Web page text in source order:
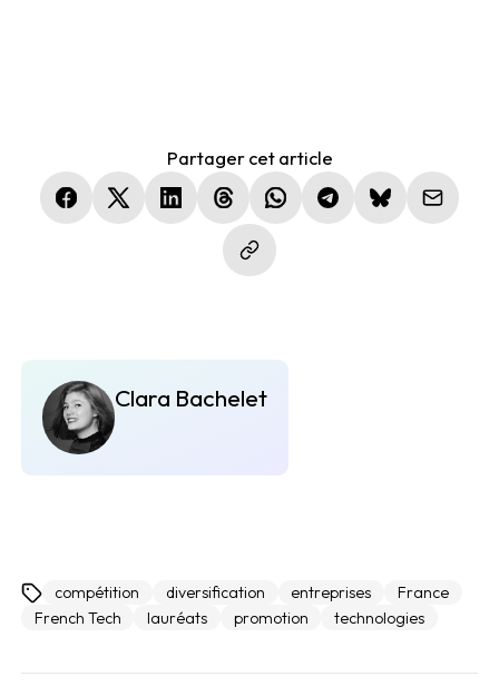
Partager cet article
(nouvelle fenêtre)
(nouvelle fenêtre)
(nouvelle fenêtre)
(nouvelle fenêtre)
(nouvelle fenêtre)
(nouvelle fenêtre)
(nouvelle
Clara Bachelet
compétition diversification entreprises
France
French Tech
lauréats promotion technologies